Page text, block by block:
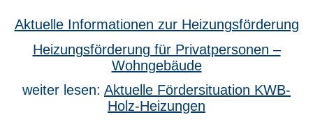
Aktuelle Informationen zur Heizungsförderung
Heizungsförderung für Privatpersonen –
Wohngebäude
weiter lesen: Aktuelle Fördersituation KWB-
Holz-Heizungen